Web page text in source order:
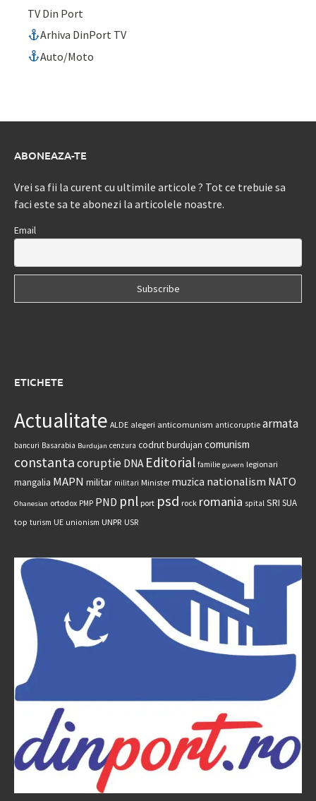
TV Din Port
Arhiva DinPort TV
Auto/Moto
ABONEAZA-TE
Vrei sa fii la curent cu ultimile articole ? Tot ce trebuie sa
faci este sa te abonezi la articolele noastre.
Email
ETICHETE
Actualitate ALDE alegeri anticomunism anticoruptie armata
bancuri Basarabia Burdujan cenzura codrut burdujan comunism
constantacoruptie DNA Editorial familie guvern legionari
mangalia MAPN militar militari Minister muzica nationalism NATO
Ohanesian ortodox PMP PND pnl port psd rock romania spital SRI SUA
top turism UE unionism UNPR USR